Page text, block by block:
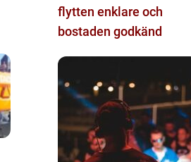
flytten enklare och
bostaden godkänd